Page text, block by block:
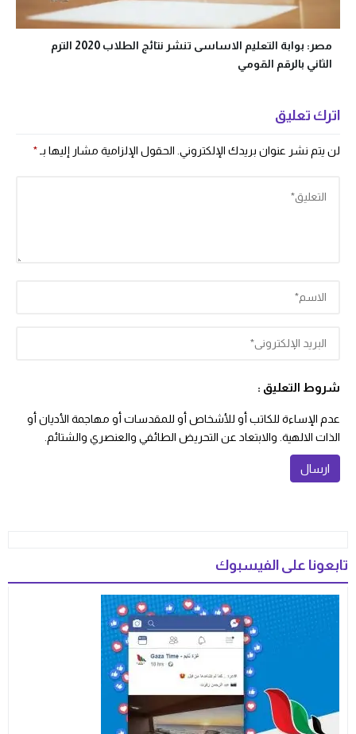
مصر: بوابة التعليم الاساسى تنشر نتائج الطلاب 2020 الترم
الثاني بالرقم القومي
اترك تعليق
لن يتم نشر عنوان بريدك الإلكتروني. الحقول الإلزامية مشار إليها بـ*
شروط التعليق :
عدم الإساءة للكاتب أو للأشخاص أو للمقدسات أو مهاجمة الأديان أو
الذات الالهية. والابتعاد عن التحريض الطائفي والعنصري والشتائم.
تابعونا على الفيسبوك